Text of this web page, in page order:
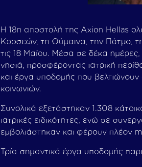
Η 18η αποστολή της Axion Hellas
Κορσεών, τη Θύμαινα, την Πάτμο,
τις 18 Μαΐου. Μέσα σε δέκα
νησιά, προσφέροντας ιατρική
και έργα υποδομής που βελτιώνουν
κοινωνιών.
Συνολικά εξετάστηκαν 1.308
ιατρικές ειδικότητες, ενώ σε
εμβολιάστηκαν και φέρουν πλέον
Τρία σημαντικά έργα υποδομής